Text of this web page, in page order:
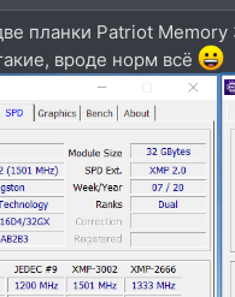
планки Patriot
вроде норм всё